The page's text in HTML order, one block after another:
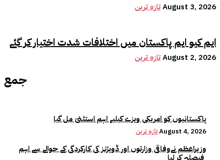
تازہ ترینAugust 3, 2026
ایم کیو ایم پاکستان میں اختلافات شدت اختیار کر گئے
تازہ ترینAugust 2, 2026
جمع
پاکستانیوں کو امریکی ویزے کیلیے اہم استثنیٰ مل گیا
تازہ ترینAugust 4, 2026
وزیراعظم نےوفاقی وزارتوں اور ڈویژنز کی کارکردگی کے حوالے سے اہم